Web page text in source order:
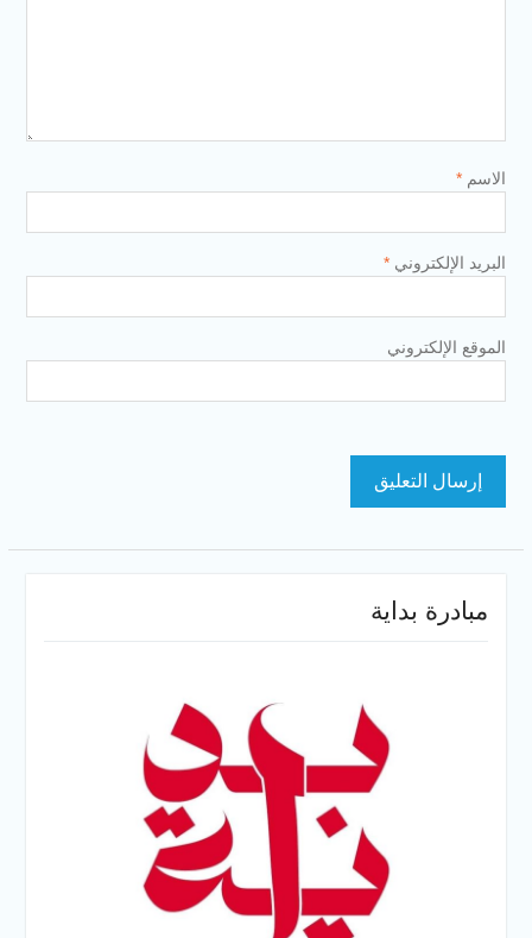
الاسم *
البريد الإلكتروني *
الموقع الإلكتروني
مبادرة بداية